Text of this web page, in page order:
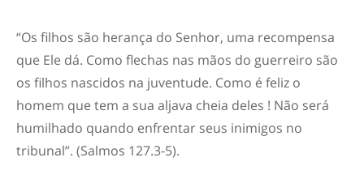
“Os filhos são herança do Senhor, uma recompensa
que Ele dá. Como flechas nas mãos do guerreiro são
os filhos nascidos na juventude. Como é feliz o
homem que tem a sua aljava cheia deles ! Não será
humilhado quando enfrentar seus inimigos no
tribunal”. (Salmos 127.3-5).